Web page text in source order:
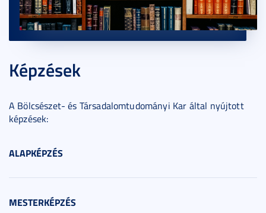
Képzések
A Bölcsészet- és Társadalomtudományi Kar által nyújtott
képzések:
ALAPKÉPZÉS
MESTERKÉPZÉS